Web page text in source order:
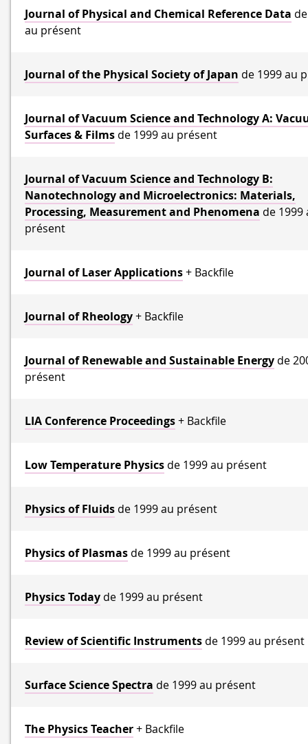
Journal of Physical and Chemical Reference Data
au présent
Journal of the Physical Society of Japan de 1999 au
Journal of Vacuum Science and Technology A:
Surfaces & Films de 1999 au présent
Journal of Vacuum Science and Technology B:
Nanotechnology and Microelectronics: Materials,
Processing, Measurement and Phenomena de 1999
présent
Journal of Laser Applications+ Backfile
Journal of Rheology+ Backfile
Journal of Renewable and Sustainable Energy de
présent
LIA Conference Proceedings+ Backfile
Low Temperature Physics de 1999 au présent
Physics of Fluids de 1999 au présent
Physics of Plasmas de 1999 au présent
Physics Today de 1999 au présent
Review of Scientific Instruments de 1999 au présent
Surface Science Spectra de 1999 au présent
The Physics Teacher+ Backfile